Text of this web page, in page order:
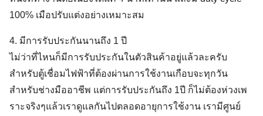
Search
100% เมือปรับแต่งอย่างเหมาะสม
4. มีการรับประกันนานถึง 1 ปี
ไม่ว่าที่ไหนก็มีการรับประกันในตัวสินค้าอยู่แล้วละครับ
สำหรับตู้เชื่อมไฟฟ้าที่ต้องผ่านการใช้งานเกือบจะทุกวัน
สำหรับช่างมืออาชีพ แต่การรับประกันถึง 1ปี ก็ไม่ต้องห่วงเพ
ราะจริงๆแล้วเราดูแลกันไปตลอดอายุการใช้งาน เรามีศูนย์